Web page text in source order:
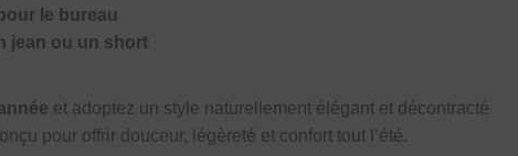
le bureau
jean ou un short
et adoptez un style naturellement élégant et décontracté
pour offrir douceur, légèreté et confort tout l’été.